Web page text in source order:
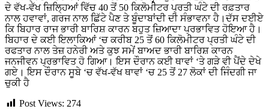
ਦੇ ਵੱਖ-ਵੱਖ ਜ਼ਿਲ੍ਹਿਆਂ ਵਿੱਚ 40 ਤੋਂ 50 ਕਿਲੋਮੀਟਰ ਪ੍ਰਤੀ ਘੰਟੇ ਦੀ ਰਫ਼ਤਾਰ
ਨਾਲ ਹਵਾਵਾਂ, ਗਰਜ ਨਾਲ ਛਿੱਟੇ ਪੈਣ ਤੇ ਬੂੰਦਾਬਾਂਦੀ ਦੀ ਸੰਭਾਵਨਾ ਹੈ।ਦੱਸ ਦਈਏ
ਕਿ ਬਿਹਾਰ ਰਾਜ ਭਾਰੀ ਬਾਰਿਸ਼ ਕਾਰਨ ਬਹੁਤ ਜ਼ਿਆਦਾ ਪ੍ਰਭਾਵਿਤ ਹੋਇਆ ਹੈ।
ਬਿਹਾਰ ਦੇ ਕਈ ਇਲਾਕਿਆਂ ‘ਚ ਕਰੀਬ 25 ਤੋਂ 60 ਕਿਲੋਮੀਟਰ ਪ੍ਰਤੀ ਘੰਟੇ ਦੀ
ਰਫਤਾਰ ਨਾਲ ਤੇਜ਼ ਹਨੇਰੀ ਅਤੇ ਕੁਝ ਸਮੇਂ ਬਾਅਦ ਭਾਰੀ ਬਾਰਿਸ਼ ਕਾਰਨ
ਜਨਜੀਵਨ ਪ੍ਰਭਾਵਿਤ ਹੋ ਗਿਆ। ਇਸ ਦੌਰਾਨ ਕਈ ਥਾਵਾਂ ‘ਤੇ ਗੜੇ ਵੀ ਪੈਂਦੇ ਦੇਖੇ
ਗਏ। ਇਸ ਦੌਰਾਨ ਸੂਬੇ ‘ਚ ਵੱਖ-ਵੱਖ ਥਾਵਾਂ ‘ਚ 25 ਤੋਂ 27 ਲੋਕਾਂ ਦੀ ਜਿੰਦਗੀ ਜਾ
ਚੁਕੀ ਹੈ
Post Views: 274